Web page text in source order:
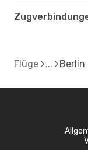
Flüge Berlin